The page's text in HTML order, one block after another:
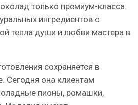
только премиум-класса.
ингредиентов с
тепла души и любви мастера в
сохраняется в
Сегодня она клиентам
пионы, ромашки,